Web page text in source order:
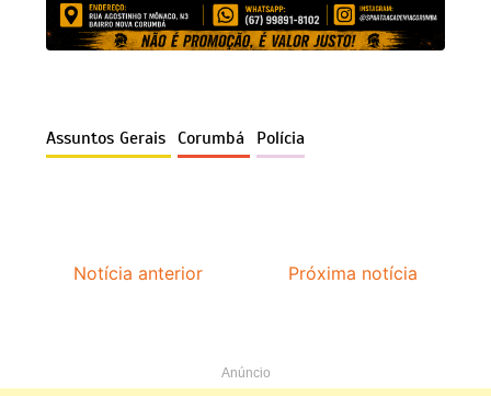
Assuntos Gerais Corumbá Polícia
Notícia anterior Próxima notícia
Anúncio